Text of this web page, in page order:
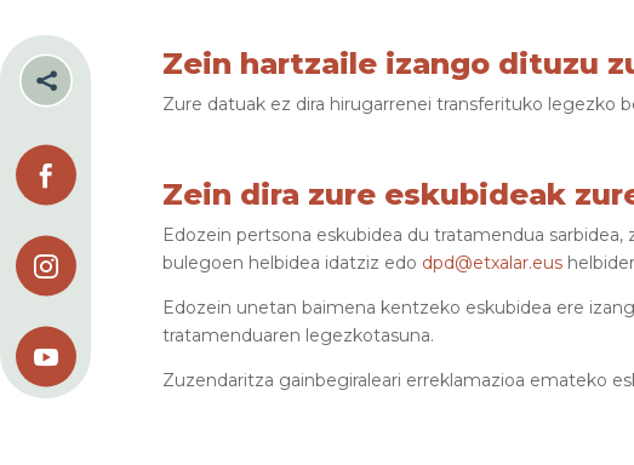




Zein hartzaile izango dituzu
Zure datuak ez dira hirugarrenei transferituko legezko
Zein dira zure eskubideak
Edozein pertsona eskubidea du tratamendua
bulegoen helbidea idatziz edo dpd@etxalar.eus
Edozein unetan baimena kentzeko eskubidea ere
tratamenduaren legezkotasuna.
Zuzendaritza gainbegiraleari erreklamazioa emateko